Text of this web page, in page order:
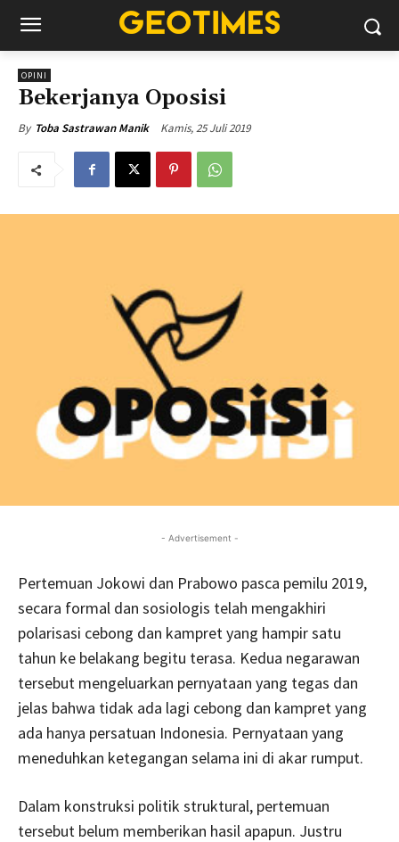
OPINI
Bekerjanya Oposisi
By Toba Sastrawan Manik Kamis, 25 Juli 2019
- Advertisement -
Pertemuan Jokowi dan Prabowo pasca pemilu 2019,
secara formal dan sosiologis telah mengakhiri
polarisasi cebong dan kampret yang hampir satu
tahun ke belakang begitu terasa. Kedua negarawan
tersebut mengeluarkan pernyataan yang tegas dan
jelas bahwa tidak ada lagi cebong dan kampret yang
ada hanya persatuan Indonesia. Pernyataan yang
meneduhkan ketegangan selama ini di akar rumput.
Dalam konstruksi politik struktural, pertemuan
tersebut belum memberikan hasil apapun. Justru